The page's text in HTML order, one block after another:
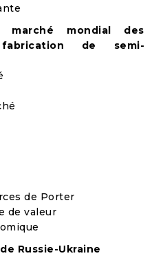
mondial des
de semi-
de Porter
de valeur
Russie-Ukraine